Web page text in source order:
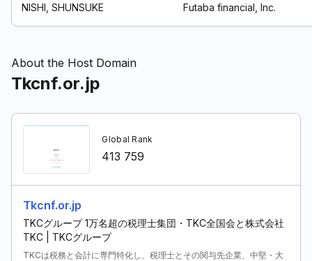
NISHI, SHUNSUKE Futaba financial, Inc.
About the Host Domain
Tkcnf.or.jp
Tkcnf.or.jp
TKCグループ 1万名超の税理士集団・TKC全国会と株式会社
TKC | TKCグループ
TKCは税務と会計に専門特化し、税理士とその関与先企業、中堅・大
Global Rank
413 759